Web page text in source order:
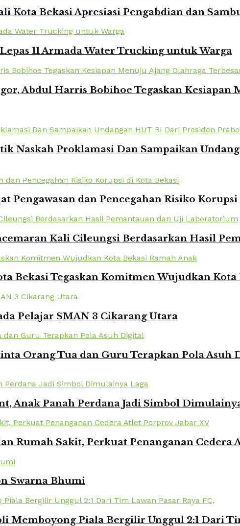
Kota Bekasi Apresiasi Pengabdian dan
11 Armada Water Trucking untuk Warga
Abdul Harris Bobihoe Tegaskan Kesiapan
Naskah Proklamasi Dan Sampaikan
Pengawasan dan Pencegahan Risiko
Kali Cileungsi Berdasarkan Hasil
Bekasi Tegaskan Komitmen Wujudkan Kota
Pelajar SMAN 3 Cikarang Utara
Orang Tua dan Guru Terapkan Pola Asuh
Anak Panah Perdana Jadi Simbol
Rumah Sakit, Perkuat Penanganan Cedera
Swarna Bhumi
Memboyong Piala Bergilir Unggul 2:1 Dari